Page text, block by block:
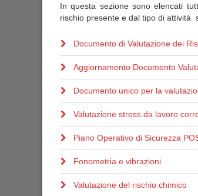
In questa sezione sono elencati
rischio presente e dal tipo di attività
Documento di Valutazione dei
Aggiornamento Documento
Documento unico per la
Valutazione stress da lavoro
Piano Operativo di Sicurezza
Fonometria e vibrazioni
Valutazione del rischio chimico